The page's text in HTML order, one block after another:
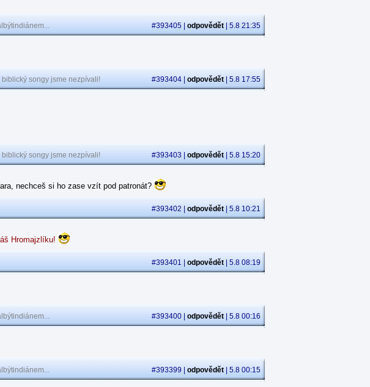
#393405 | odpovědět | 5.8 21:35
biblický songy jsme nezpívali! #393404 | odpovědět | 5.8 17:55
biblický songy jsme nezpívali! #393403 | odpovědět | 5.8 15:20
nechceš si ho zase vzít pod patronát?
#393402 | odpovědět | 5.8 10:21
Hromajzlíku!
#393401 | odpovědět | 5.8 08:19
#393400 | odpovědět | 5.8 00:16
#393399 | odpovědět | 5.8 00:15